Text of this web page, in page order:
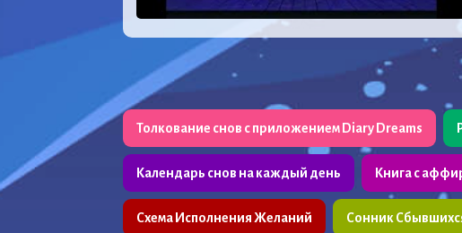
Толкование снов с приложением Diary Dreams
Календарь снов на каждый день Книга с
Схема Исполнения Желаний Сонник